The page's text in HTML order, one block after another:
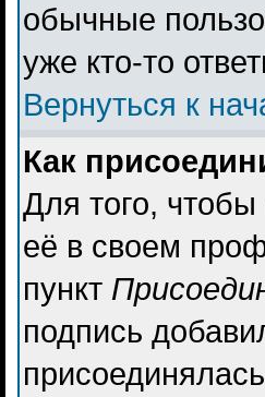
обычные
уже кто-то
Вернуться к
Как
Для того,
её в своем
пункт
подпись